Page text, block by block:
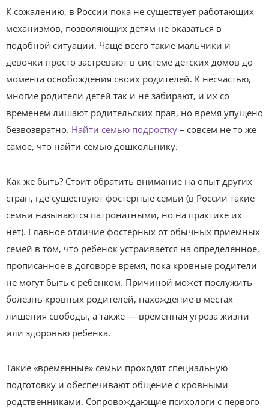
К сожалению, в России пока не существует работающих
механизмов, позволяющих детям не оказаться в
подобной ситуации. Чаще всего такие мальчики и
девочки просто застревают в системе детских домов до
момента освобождения своих родителей. К несчастью,
многие родители детей так и не забирают, и их со
временем лишают родительских прав, но время упущено
безвозвратно. Найти семью подростку – совсем не то же
самое, что найти семью дошкольнику.
Как же быть? Стоит обратить внимание на опыт других
стран, где существуют фостерные семьи (в России такие
семьи называются патронатными, но на практике их
нет). Главное отличие фостерных от обычных приемных
семей в том, что ребенок устраивается на определенное,
прописанное в договоре время, пока кровные родители
не могут быть с ребенком. Причиной может послужить
болезнь кровных родителей, нахождение в местах
лишения свободы, а также — временная угроза жизни
или здоровью ребенка.
Такие «временные» семьи проходят специальную
подготовку и обеспечивают общение с кровными
родственниками. Сопровождающие психологи с первого